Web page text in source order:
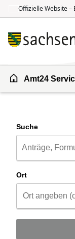
Offizielle Website –
Amt24
Suche
Ort